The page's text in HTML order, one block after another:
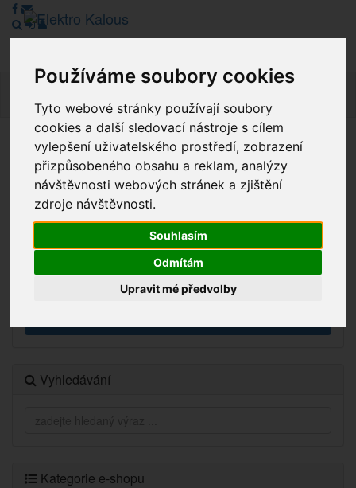
Používáme soubory cookies
Tyto webové stránky používají soubory
cookies a další sledovací nástroje s cílem
vylepšení uživatelského prostředí, zobrazení
přizpůsobeného obsahu a reklam, analýzy
návštěvnosti webových stránek a zjištění
zdroje návštěvnosti.
Souhlasím
Odmítám
Upravit mé předvolby
Vážení zákazníci, v tuto chvíli je Náš internetový obchod v
režimu Katalogu. Objednávky on-line nyní nelze vyřídit.
Děkujeme za pochopení.
Výprodej
Vyhledávání
Kategorie e-shopu